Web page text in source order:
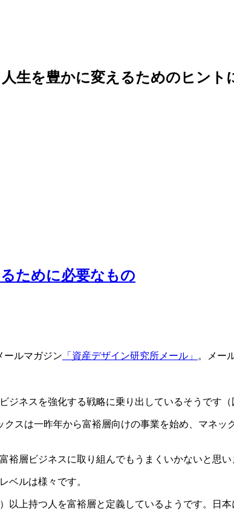
生を豊かに変えるためのヒン
ために必要なもの
ールマガジン 「資産デザイン研究所メール」
。メー
ネスを強化する戦略に乗り出しているそうです（
スは一昨年から富裕層向けの事業を始め、マネ
層ビジネスに取り組んでもうまくいかないと思い
ベルは様々です。
以上持つ人を富裕層と定義しているようです。日本